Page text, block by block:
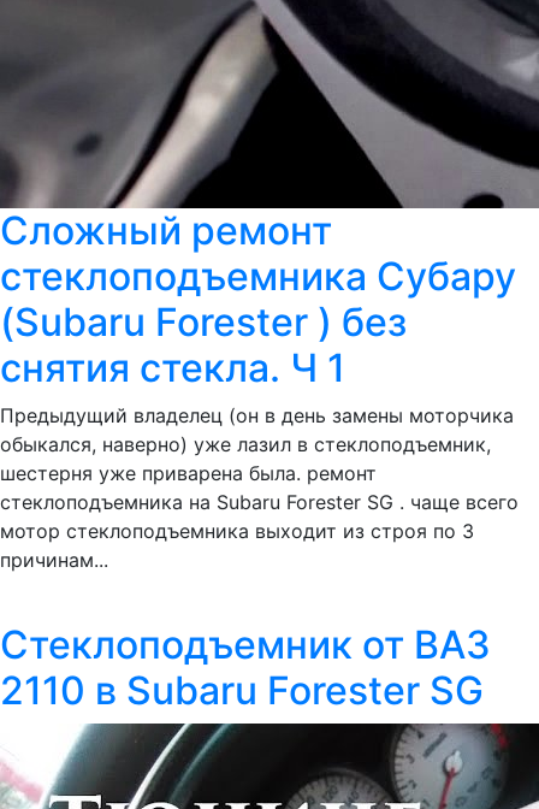
Сложный ремонт
стеклоподъемника Субару
(Subaru Forester ) без
снятия стекла. Ч 1
Предыдущий владелец (он в день замены моторчика
обыкался, наверно) уже лазил в стеклоподъемник,
шестерня уже приварена была. ремонт
стеклоподъемника на Subaru Forester SG . чаще всего
мотор стеклоподъемника выходит из строя по 3
причинам...
Стеклоподъемник от ВАЗ
2110 в Subaru Forester SG